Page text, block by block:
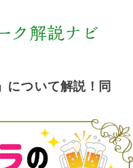
について解説！同